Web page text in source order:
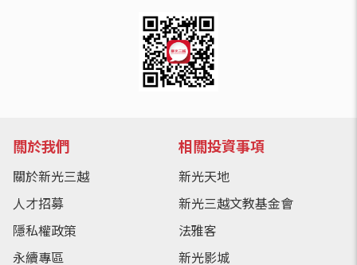
關於我們
關於新光三越
人才招募
隱私權政策
永續專區
相關投資事項
新光天地
新光三越文教基金會
法雅客
新光影城